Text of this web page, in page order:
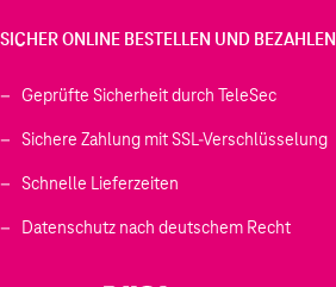
SICHER ONLINE BESTELLEN UND BEZAHLEN
Geprüfte Sicherheit durch TeleSec
Sichere Zahlung mit SSL-Verschlüsselung
Schnelle Lieferzeiten
Datenschutz nach deutschem Recht